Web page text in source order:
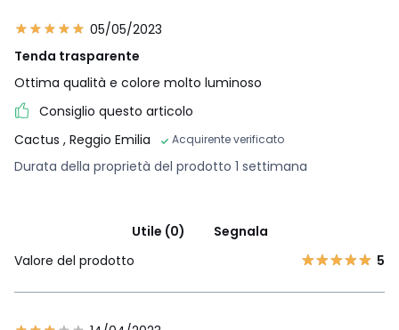
05/05/2023
Tenda trasparente
Ottima qualità e colore molto luminoso
Consiglio questo articolo
Cactus , Reggio Emilia Acquirente verificato
Durata della proprietà del prodotto 1 settimana
Utile (0)
Segnala
Valore del prodotto
5